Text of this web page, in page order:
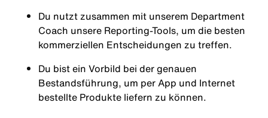
Du nutzt zusammen mit unserem Department
Coach unsere Reporting-Tools, um die besten
kommerziellen Entscheidungen zu treffen.
Du bist ein Vorbild bei der genauen
Bestandsführung, um per App und Internet
bestellte Produkte liefern zu können.